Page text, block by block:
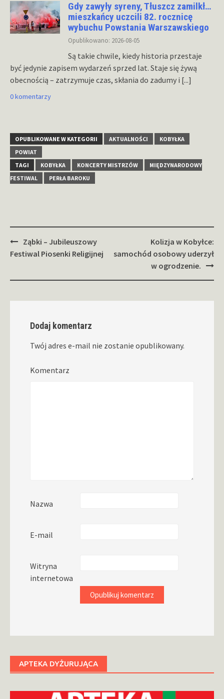
Gdy zawyły syreny, Tłuszcz zamilkł…
mieszkańcy uczcili 82. rocznicę
wybuchu Powstania Warszawskiego
Opublikowano: 2026-08-05
Są takie chwile, kiedy historia przestaje
być jedynie zapisem wydarzeń sprzed lat. Staje się żywą
obecnością – zatrzymuje czas, skłania do zadumy i [...]
0 komentarzy
OPUBLIKOWANE W KATEGORII AKTUALNOŚCI
KOBYŁKA
POWIAT
TAGI
KOBYŁKA KONCERTY MISTRZÓW
MIĘDZYNARODOWY
FESTIWAL
PERŁA BAROKU
Zobacz
wpisy
Ząbki – Jubileuszowy
Festiwal Piosenki Religijnej
Kolizja w Kobyłce:
samochód osobowy uderzył
w ogrodzenie.
Dodaj komentarz
Twój adres e-mail nie zostanie opublikowany.
Komentarz
Nazwa
E-mail
Witryna
internetowa
APTEKA DYŻURUJĄCA